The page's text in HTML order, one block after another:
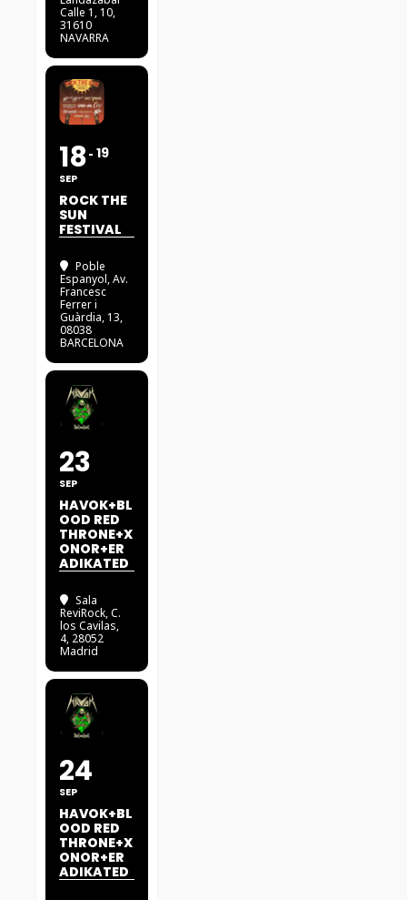
Calle 1, 10,
31610
NAVARRA
18
SEP
19
ROCK THE
SUN
FESTIVAL
Poble
Espanyol, Av.
Francesc
Ferrer i
Guàrdia, 13,
08038
BARCELONA
23
SEP
HAVOK+BL
OOD RED
THRONE+X
ONOR+ER
ADIKATED
Sala
ReviRock, C.
los Cavilas,
4, 28052
Madrid
24
SEP
HAVOK+BL
OOD RED
THRONE+X
ONOR+ER
ADIKATED